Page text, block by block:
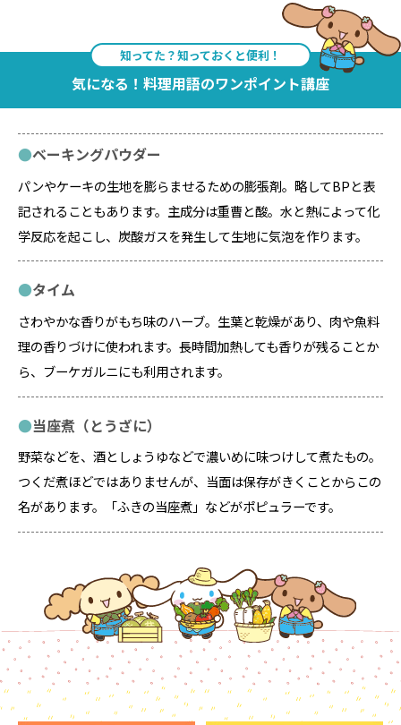
知ってた？知っておくと便利！
気になる！料理用語のワンポイント講座
ベーキングパウダー
パンやケーキの生地を膨らませるための膨張剤。略してBPと表
記されることもあります。主成分は重曹と酸。水と熱によって化
学反応を起こし、炭酸ガスを発生して生地に気泡を作ります。
タイム
さわやかな香りがもち味のハーブ。生葉と乾燥があり、肉や魚料
理の香りづけに使われます。長時間加熱しても香りが残ることか
ら、ブーケガルニにも利用されます。
当座煮（とうざに）
野菜などを、酒としょうゆなどで濃いめに味つけして煮たもの。
つくだ煮ほどではありませんが、当面は保存がきくことからこの
名があります。「ふきの当座煮」などがポピュラーです。